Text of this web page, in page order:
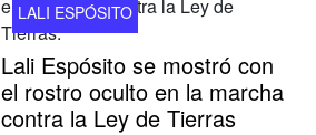
LALI ESPÓSITO
Lali Espósito se mostró con
el rostro oculto en la marcha
contra la Ley de Tierras